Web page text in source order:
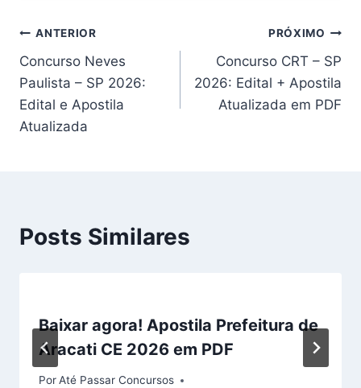
Navegação
de
Post
ANTERIOR
Concurso Neves
Paulista – SP 2026:
Edital e Apostila
Atualizada
PRÓXIMO
Concurso CRT – SP
2026: Edital + Apostila
Atualizada em PDF
Posts Similares
Baixar agora! Apostila Prefeitura de
Aracati CE 2026 em PDF
PorAté Passar Concursos